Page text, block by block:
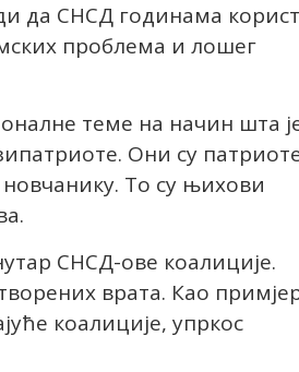
да СНСД годинама
проблема и лошег
теме на начин шта
Они су
То су њихови
СНСД-ове коалиције.
врата. Као
коалиције, упркос